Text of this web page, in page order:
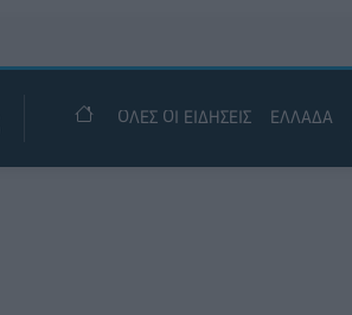
ΟΛΕΣ ΟΙ ΕΙΔΗΣΕΙΣ ΕΛΛΑΔΑ